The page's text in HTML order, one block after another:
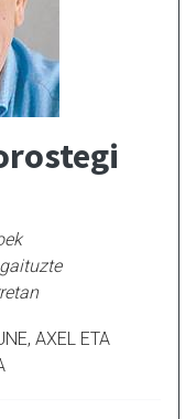
AXEL ETA